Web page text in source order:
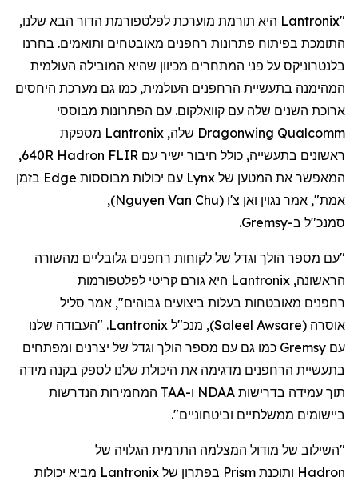
"
Lantronix היא תורמת מוערכת לפלטפורמת הדור הבא שלנו,
התומכת בפיתוח פתרונות רחפנים מאובטחים ותואמים. בחרנו
בלנטרוניקס על פני המתחרים מכיוון שהיא המובילה העולמית
המהימנה בתעשיית הרחפנים העולמית, כמו גם מערכת היחסים
ארוכת השנים שלה עם קוואלקום. עם הפתרונות מבוססי
Qualcomm
Dragonwing שלה, Lantronix מספקת
ראשונים בתעשייה, כולל חיבור ישיר עם FLIR
Hadron
640R,
המאפשר את המטען של Lynx עם יכולות מבוססות Edge בזמן
אמת", אמר נגוין ואן צ'ו (
Nguyen Van Chu
)
,
סמנכ"ל ב-Gremsy
.
"עם מספר הולך וגדל של לקוחות רחפנים גלובליים מהשורה
הראשונה, Lantronix היא גורם קריטי לפלטפורמות
רחפנים מאובטחות בעלות ביצועים גבוהים", אמר סליל
אוסרה (
Saleel Awsare
), מנכ"ל Lantronix. "העבודה שלנו
עם Gremsy כמו גם עם מספר הולך וגדל של יצרנים ומפתחים
בתעשיית הרחפנים מדגימה את היכולת שלנו לספק בקנה מידה
תוך עמידה בדרישות NDAA ו-TAA המחמירות הנדרשות
ביישומים ממשלתיים וביטחוניים".
"השילוב של מודול המצלמה התרמית הגלויה של
Hadron ותוכנת Prism בפתרון של Lantronix מביא יכולות